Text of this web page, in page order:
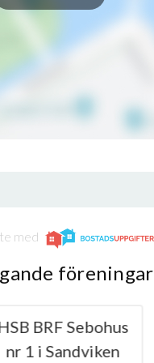
med
föreningar
BRF Sebohus
nr 1 i Sandviken